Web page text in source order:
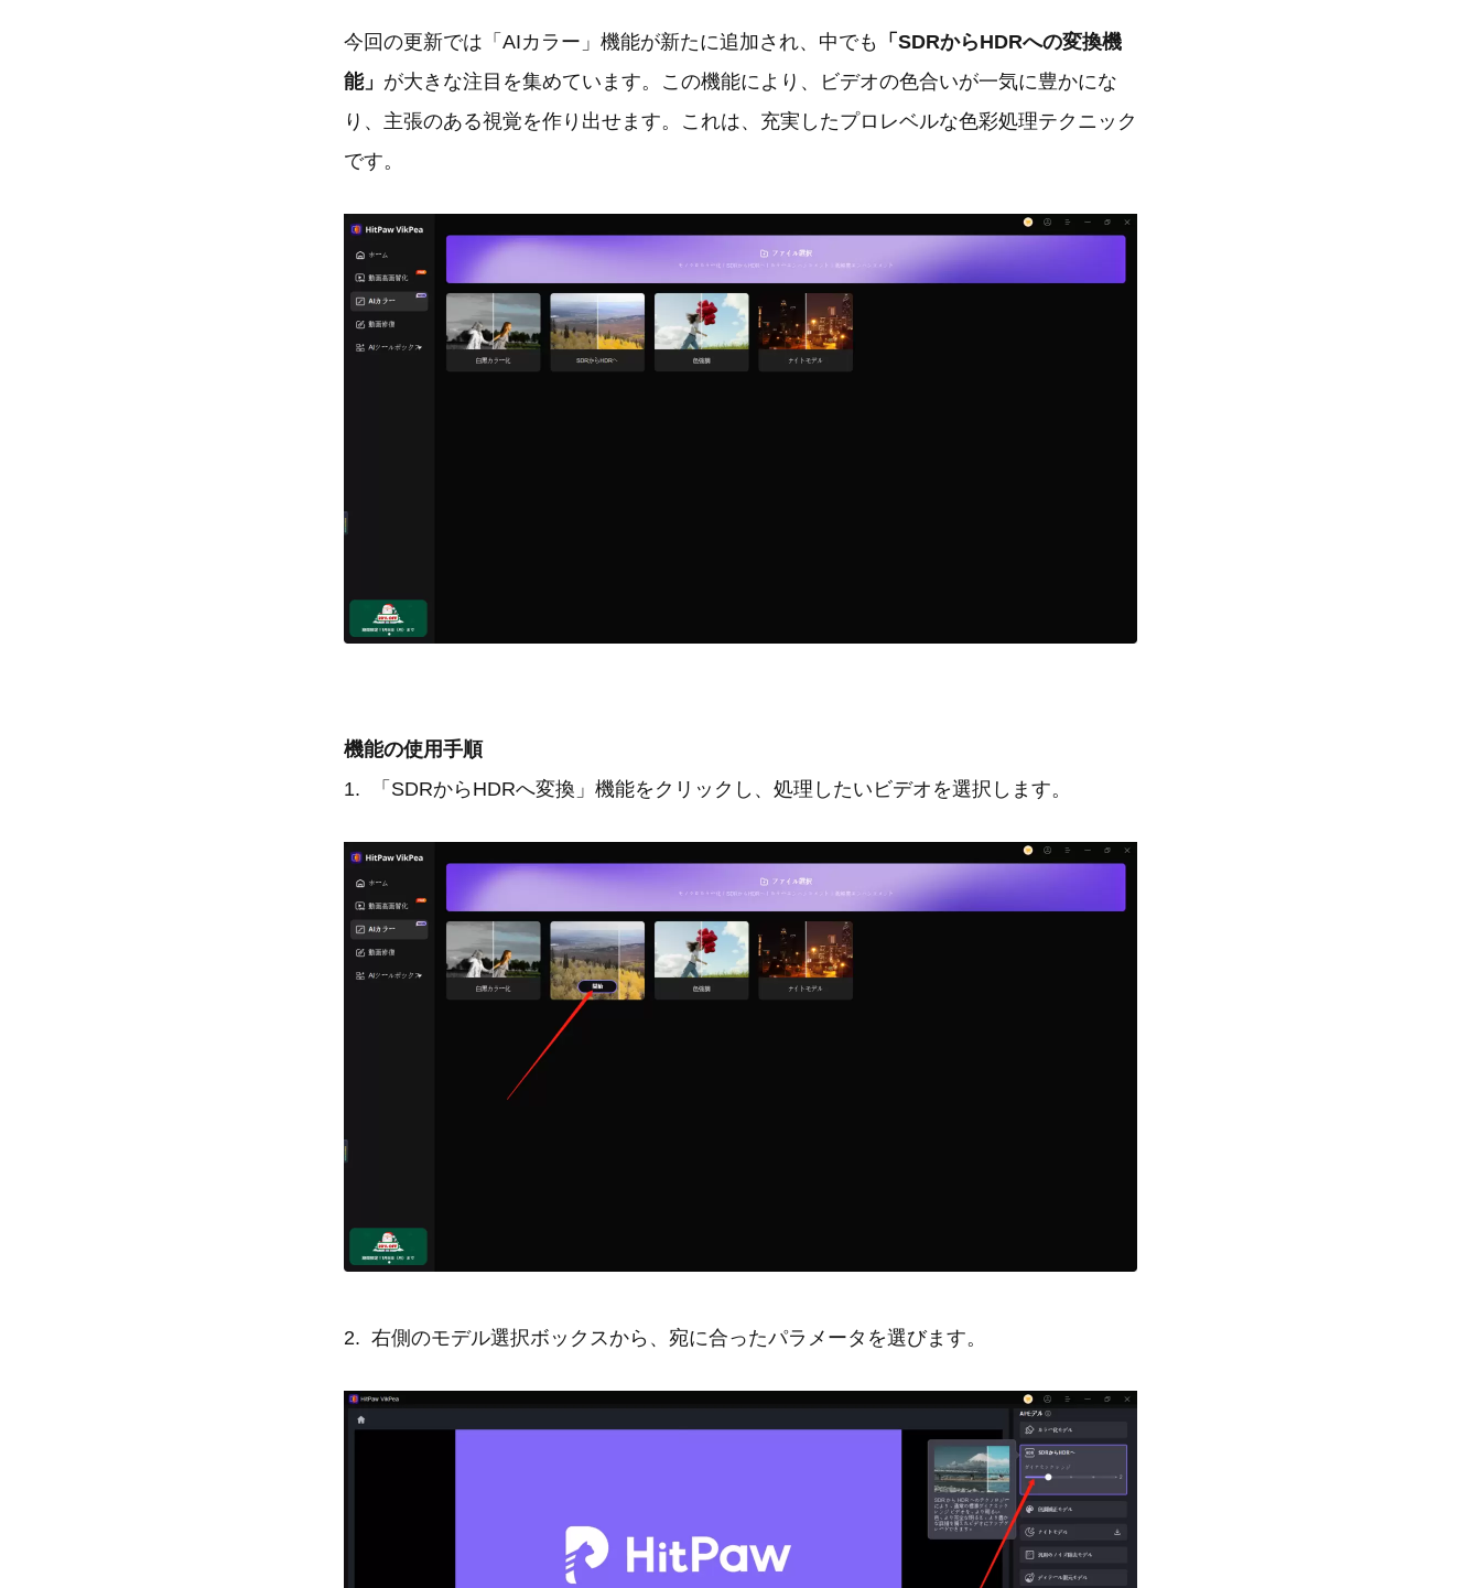
今回の更新では「AIカラー」機能が新たに追加され、中でも
「SDRからHDRへの変換機
能」 が大きな注目を集めています。この機能により、ビデオの色合いが一気に豊かにな
り、主張のある視覚を作り出せます。これは、充実したプロレベルな色彩処理テクニック
です。
機能の使用手順
1. 「SDRからHDRへ変換」機能をクリックし、処理したいビデオを選択します。
2. 右側のモデル選択ボックスから、宛に合ったパラメータを選びます。